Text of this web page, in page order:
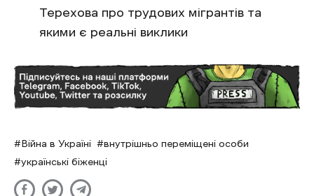
Терехова про трудових мігрантів та
якими є реальні виклики
Війна в Україні
внутрішньо переміщені особи
українські біженці